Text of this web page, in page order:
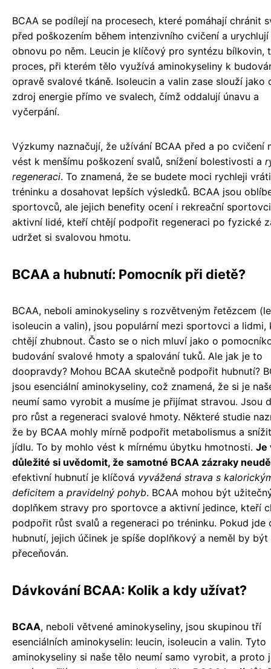
BCAA se podílejí na procesech, které pomáhají chránit
před poškozením během intenzivního cvičení a
obnovu po něm. Leucin je klíčový pro syntézu bílkovin,
proces, při kterém tělo využívá aminokyseliny k
opravě svalové tkáně. Isoleucin a valin zase slouží jako
zdroj energie přímo ve svalech, čímž oddalují únavu a
vyčerpání.
Výzkumy naznačují, že užívání BCAA před a po cvičení
vést k menšímu poškození svalů, snížení bolestivosti a
regeneraci. To znamená, že se budete moci rychleji
tréninku a dosahovat lepších výsledků. BCAA jsou
sportovců, ale jejich benefity ocení i rekreační
aktivní lidé, kteří chtějí podpořit regeneraci po fyzické
udržet si svalovou hmotu.
BCAA a hubnutí: Pomocník při dietě?
BCAA, neboli aminokyseliny s rozvětveným řetězcem
isoleucin a valin), jsou populární mezi sportovci a lidmi,
chtějí zhubnout. Často se o nich mluví jako o
budování svalové hmoty a spalování tuků. Ale jak je to
doopravdy? Mohou BCAA skutečně podpořit hubnutí?
jsou esenciální aminokyseliny, což znamená, že si je
neumí samo vyrobit a musíme je přijímat stravou. Jsou
pro růst a regeneraci svalové hmoty. Některé studie
že by BCAA mohly mírně podpořit metabolismus a
jídlu. To by mohlo vést k mírnému úbytku hmotnosti. Je
důležité si uvědomit, že samotné BCAA zázraky
efektivní hubnutí je klíčová vyvážená strava s
deficitem a pravidelný pohyb. BCAA mohou být
doplňkem stravy pro sportovce a aktivní jedince, kteří
podpořit růst svalů a regeneraci po tréninku. Pokud jde
hubnutí, jejich účinek je spíše doplňkový a neměl by být
přeceňován.
Dávkování BCAA: Kolik a kdy užívat?
BCAA, neboli větvené aminokyseliny, jsou skupinou tří
esenciálních aminokyselin: leucin, isoleucin a valin. Tyto
aminokyseliny si naše tělo neumí samo vyrobit, a proto